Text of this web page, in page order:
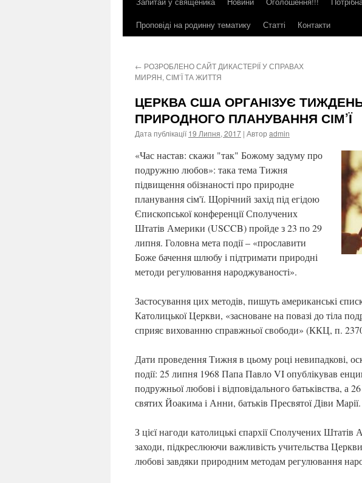
контенту
Проповіді на родинну тематику
Статті Контакти
← РОЗРОБЛЕНО САЙТ ДИКАСТЕРІЇ У СПРАВАХ
МИРЯН, СІМ’Ї ТА ЖИТТЯ
ЦЕРКВА США ОРГАНІЗУЄ
ПРИРОДНОГО ПЛАНУВАННЯ СІМ’Ї
Дата публікації 19 Липня, 2017 | Автор admin
«Час настав: скажи "так" Божому задуму про
подружню любов»: така тема Тижня
підвищення обізнаності про природне
планування сім'ї. Щорічний захід під егідою
Єпископської конференції Сполучених
Штатів Америки (USCCB) пройде з 23 по 29
липня. Головна мета події – «прославити
Боже бачення шлюбу і підтримати природні
методи регулювання народжуваності».
Застосування цих методів, пишуть американські
Католицької Церкви, «засноване на повазі до тіла
сприяє вихованню справжньої свободи» (ККЦ, п.
Дати проведення Тижня в цьому році невипадкові,
події: 25 липня 1968 Папа Павло VI опублікував
подружньої любові і відповідального батьківства, а
святих Йоакима і Анни, батьків Пресвятої Діви Марії.
З цієї нагоди католицькі єпархії Сполучених Штатів
заходи, підкреслюючи важливість учительства
любові завдяки природним методам регулювання